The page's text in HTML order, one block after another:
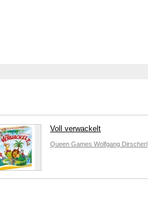
Voll verwackelt
Queen Games Wolfgang Dirscherl